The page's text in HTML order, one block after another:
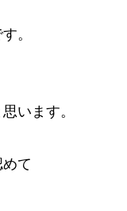
。
います。
て